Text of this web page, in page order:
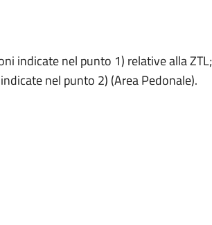
indicate nel punto 1) relative alla ZTL;
nel punto 2) (Area Pedonale).